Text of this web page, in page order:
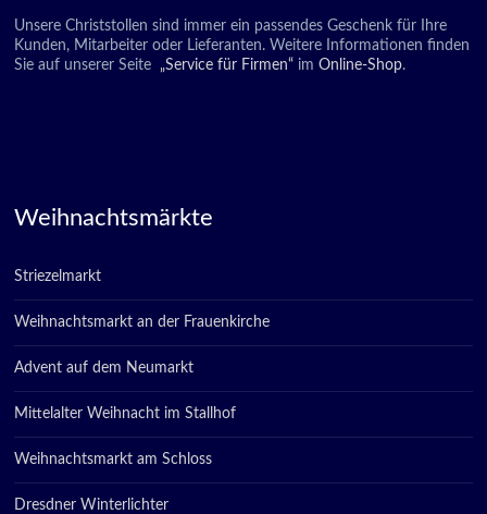
Unsere Christstollen sind immer ein passendes Geschenk für Ihre
Kunden, Mitarbeiter oder Lieferanten. Weitere Informationen finden
Sie auf unserer Seite
„Service für Firmen“ im Online-Shop.
Weihnachtsmärkte
Striezelmarkt
Weihnachtsmarkt an der Frauenkirche
Advent auf dem Neumarkt
Mittelalter Weihnacht im Stallhof
Weihnachtsmarkt am Schloss
Dresdner Winterlichter